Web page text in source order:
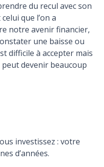
du recul avec son
que l’on a
notre avenir financier,
une baisse ou
difficile à accepter mais
devenir beaucoup
investissez : votre
d’années.